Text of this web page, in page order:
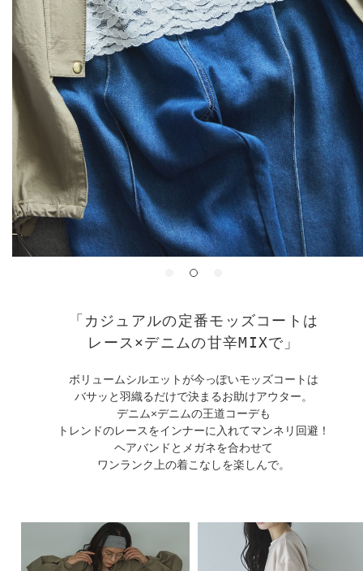
「カジュアルの定番モッズコートは
レース×デニムの甘辛MIXで」
ボリュームシルエットが今っぽいモッズコートは
バサッと羽織るだけで決まるお助けアウター。
デニム×デニムの王道コーデも
トレンドのレースをインナーに入れてマンネリ回避！
ヘアバンドとメガネを合わせて
ワンランク上の着こなしを楽しんで。